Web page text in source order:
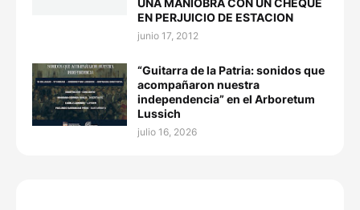
UNA MANIOBRA CON UN CHEQUE
EN PERJUICIO DE ESTACION
junio 17, 2012
“Guitarra de la Patria: sonidos que
acompañaron nuestra
independencia” en el Arboretum
Lussich
julio 16, 2026